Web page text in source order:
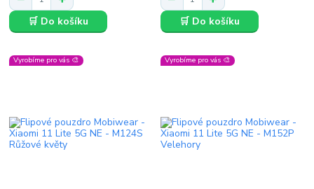
🛒 Do košíku 🛒 Do košíku
Vyrobíme pro vás 🎨 Vyrobíme pro vás 🎨